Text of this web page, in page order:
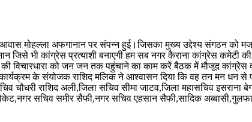
मोहल्ला अफगानान पर संपन्न हुई।जिसका मुख्य उद्देश्य संगठन को
जिसे भी कांग्रेस प्रत्याशी बनाएगी हम सब नगर कैराना कांग्रेस
की विचारधारा को जन जन तक पहुंचाने का काम करें बैठक में मौजूद
के संयोजक राशिद मलिक ने आश्वासन दिया कि वह तन मन धन से
राशिद अली,जिला सचिव सीमा जाटव,जिला महासचिव इसराना
सचिव समीर सैफी,नगर सचिव एहसान सैफी,सादिक